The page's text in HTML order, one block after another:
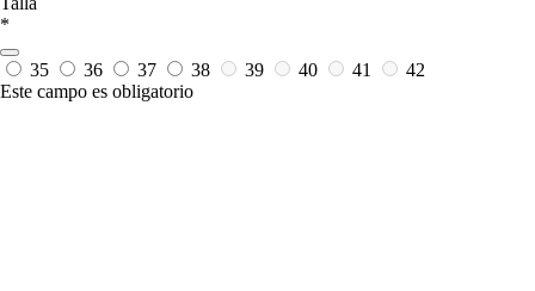
*
35 36 37 38 39 40 41
42
Este campo es obligatorio